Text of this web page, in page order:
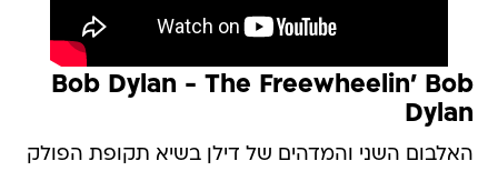
Bob Dylan - The Freewheelin' Bob
Dylan
האלבום השני והמדהים של דילן בשיא תקופת הפולק